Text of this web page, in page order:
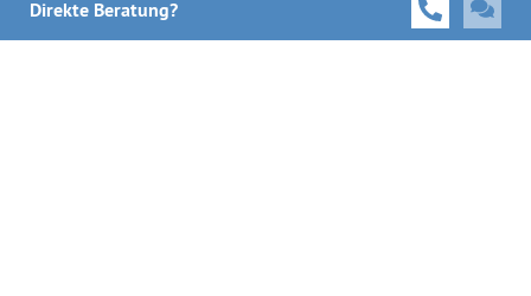
Direkte Beratung?